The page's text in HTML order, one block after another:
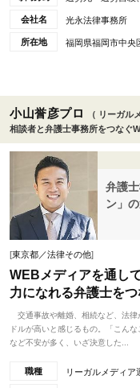
会社名 光永法律事務所
所在地 福岡県福岡市中
小山誉彦プロ
（ リーガル
相談者と弁護士事務所をつなぐ
弁護
ン」
[東京都／法律その他]
WEBメディアを通し
力になれる弁護士をつ
交通事故や離婚、相続など、法律
ドルが高いと感じるもの。「こん
など不安が多く、いざ決意した...
職種 リーガルメディア